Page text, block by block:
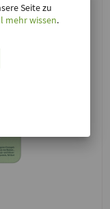
Seite zu
mehr wissen.